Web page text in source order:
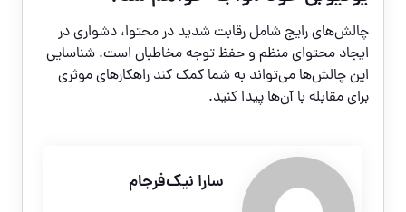
چالش‌های رایج شامل رقابت شدید در محتوا، دشواری در
ایجاد محتوای منظم و حفظ توجه مخاطبان است. شناسایی
این چالش‌ها می‌تواند به شما کمک کند راهکارهای موثری
برای مقابله با آن‌ها پیدا کنید.
سارا نیک‌فرجام